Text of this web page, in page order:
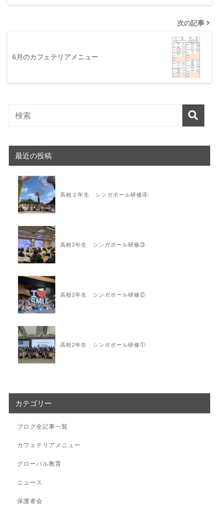
次の記事
6月のカフェテリアメニュー
最近の投稿
高校２年生 シンガポール研修④
高校2年生 シンガポール研修③
高校2年生 シンガポール研修②
高校2年生 シンガポール研修①
カテゴリー
ブログ全記事一覧
カフェテリアメニュー
グローバル教育
ニュース
保護者会